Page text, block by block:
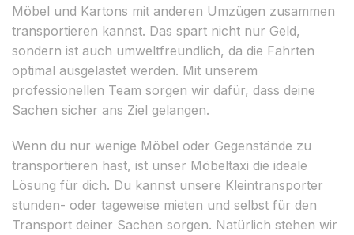
Möbel und Kartons mit anderen Umzügen zusammen
transportieren kannst. Das spart nicht nur Geld,
sondern ist auch umweltfreundlich, da die Fahrten
optimal ausgelastet werden. Mit unserem
professionellen Team sorgen wir dafür, dass deine
Sachen sicher ans Ziel gelangen.
Wenn du nur wenige Möbel oder Gegenstände zu
transportieren hast, ist unser Möbeltaxi die ideale
Lösung für dich. Du kannst unsere Kleintransporter
stunden- oder tageweise mieten und selbst für den
Transport deiner Sachen sorgen. Natürlich stehen wir